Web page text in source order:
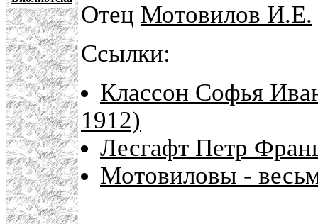
Отец Мотовилов И.Е.
Ссылки:
Классон Софья
1912)
Лесгафт Петр
Мотовиловы -